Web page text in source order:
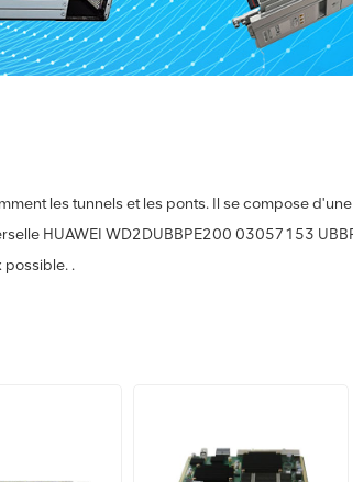
les tunnels et les ponts. Il se compose
HUAWEI WD2DUBBPE200 03057153
possible. .